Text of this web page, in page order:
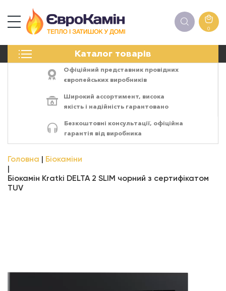
0
Каталог товарів
ПЕЧІ
ЕЛЕКТРОКАМІНИ
АКСЕСУАРИ
Офіційний представник провідних
європейських виробників
Широкий ассортимент, висока
якість і надійність гарантовано
Безкоштовні консультації, офіційна
гарантія від виробника
Головна Біокаміни
Біокамін Kratki DELTA 2 SLIM чорний з сертифікатом
TUV